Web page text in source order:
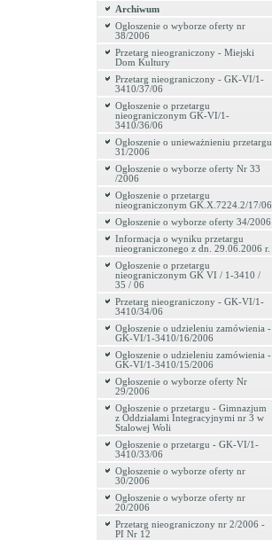
Archiwum
Ogłoszenie o wyborze oferty nr
38/2006
Przetarg nieograniczony - Miejski
Dom Kultury
Przetarg nieograniczony - GK-VI/1-
3410/37/06
Ogłoszenie o przetargu
nieograniczonym GK-VI/1-
3410/36/06
Ogłoszenie o unieważnieniu przetargu
31/2006
Ogłoszenie o wyborze oferty Nr 33
/2006
Ogłoszenie o przetargu
nieograniczonym GK.X.7224.2/17/06
Ogłoszenie o wyborze oferty 34/2006
Informacja o wyniku przetargu
nieograniczonego z dn. 29.06.2006 r.
Ogłoszenie o przetargu
nieograniczonym GK VI / 1-3410 /
35 / 06
Przetarg nieograniczony - GK-VI/1-
3410/34/06
Ogłoszenie o udzieleniu zamówienia -
GK-VI/1-3410/16/2006
Ogłoszenie o udzieleniu zamówienia -
GK-VI/1-3410/15/2006
Ogłoszenie o wyborze oferty Nr
29/2006
Ogłoszenie o przetargu - Gimnazjum
z Oddziałami Integracyjnymi nr 3 w
Stalowej Woli
Ogłoszenie o przetargu - GK-VI/1-
3410/33/06
Ogłoszenie o wyborze oferty nr
30/2006
Ogłoszenie o wyborze oferty nr
20/2006
Przetarg nieograniczony nr 2/2006 -
PI Nr 12